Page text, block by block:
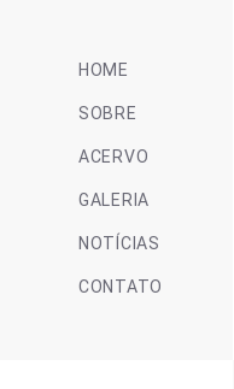
HOME
SOBRE
ACERVO
GALERIA
NOTÍCIAS
CONTATO